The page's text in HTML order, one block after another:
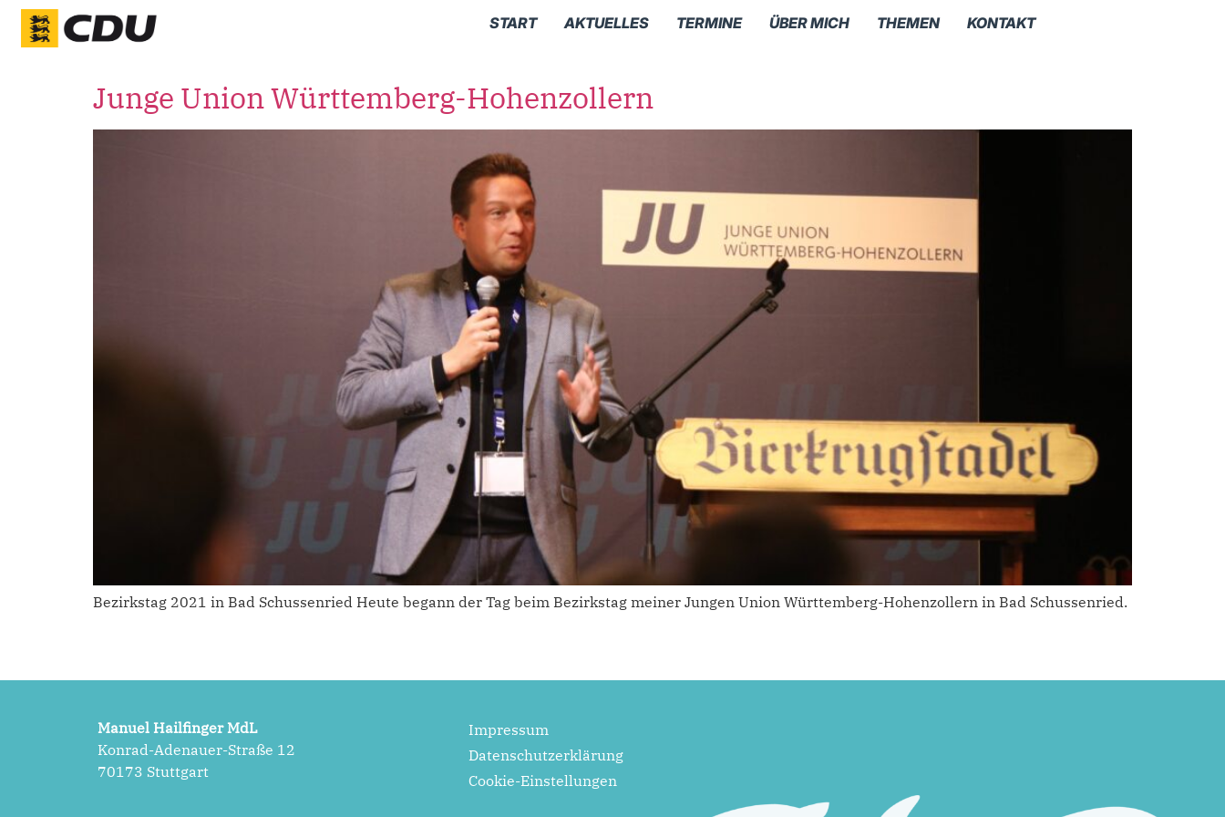
START AKTUELLES TERMINE ÜBER MICH THEMEN KONTAKT
Junge Union Württemberg-Hohenzollern
Bezirkstag 2021 in Bad Schussenried Heute begann der Tag beim Bezirkstag meiner Jungen Union Württemberg-Hohenzollern in Bad Schussenried.
Manuel Hailfinger MdL
Konrad-Adenauer-Straße 12
70173 Stuttgart
Impressum
Datenschutzerklärung
Cookie-Einstellungen